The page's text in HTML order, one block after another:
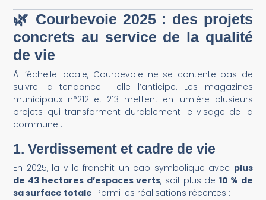
🌿 Courbevoie 2025 : des projets
concrets au service de la qualité
de vie
À l’échelle locale, Courbevoie ne se contente pas de
suivre la tendance : elle l’anticipe. Les magazines
municipaux n°212 et 213 mettent en lumière plusieurs
projets qui transforment durablement le visage de la
commune :
1.Verdissement et cadre de vie
En 2025, la ville franchit un cap symbolique avec plus
de 43 hectares d’espaces verts, soit plus de 10 % de
sa surface totale. Parmi les réalisations récentes :